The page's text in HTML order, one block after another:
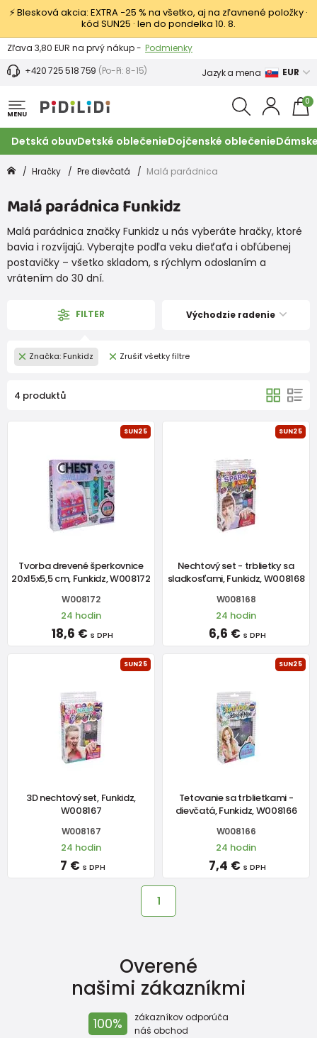
⚡ Blesková akcia: EXTRA −25 % na všetko, aj na zľavnené položky ·
kód SUN25 · len do pondelka 10. 8.
Výmena a vrátenie tovaru - Zobraziť
Zľava 3,80 EUR na prvý nákup - Podmienky
+420 725 518 759 (Po-Pi: 8-15) Jazyk a mena EUR
MENU
0
Detská obuvDetské oblečenieDojčenské oblečenie
Hračky Pre dievčatá Malá parádnica
Malá parádnica Funkidz
Malá parádnica značky Funkidz u nás vyberáte hračky, ktoré
bavia i rozvíjajú. Vyberajte podľa veku dieťaťa i obľúbenej
postavičky – všetko skladom, s rýchlym odoslaním a
vrátením do 30 dní.
FILTER Východzie radenie
Značka: Funkidz Zrušiť všetky filtre
4 produktů
SUN25
Tvorba drevené šperkovnice
20x15x5,5 cm, Funkidz, W008172
W008172
24 hodin
18,6 € s DPH
SUN25
Nechtový set - trblietky sa
sladkosťami, Funkidz, W008168
W008168
24 hodin
6,6 € s DPH
SUN25
3D nechtový set, Funkidz,
W008167
W008167
24 hodin
7 € s DPH
SUN25
Tetovanie sa trblietkami -
dievčatá, Funkidz, W008166
W008166
24 hodin
7,4 € s DPH
1
Overené
našimi zákazníkmi
100%
zákazníkov odporúča
náš obchod